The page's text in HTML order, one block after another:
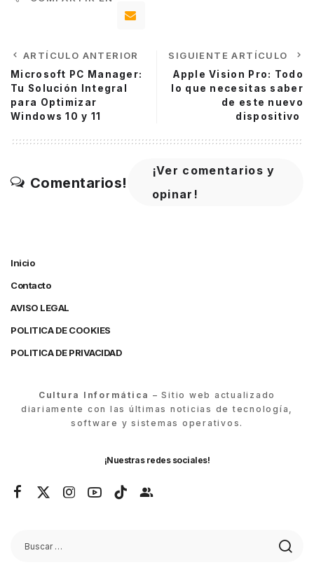
ARTÍCULO ANTERIOR
Microsoft PC Manager:
Tu Solución Integral
para Optimizar
Windows 10 y 11
SIGUIENTE ARTÍCULO
Apple Vision Pro: Todo
lo que necesitas saber
de este nuevo
dispositivo
Comentarios!
¡Ver comentarios y
opinar!
Inicio
Contacto
AVISO LEGAL
POLITICA DE COOKIES
POLITICA DE PRIVACIDAD
Cultura Informática – Sitio web actualizado
diariamente con las últimas noticias de tecnología,
software y sistemas operativos.
¡Nuestras redes sociales!